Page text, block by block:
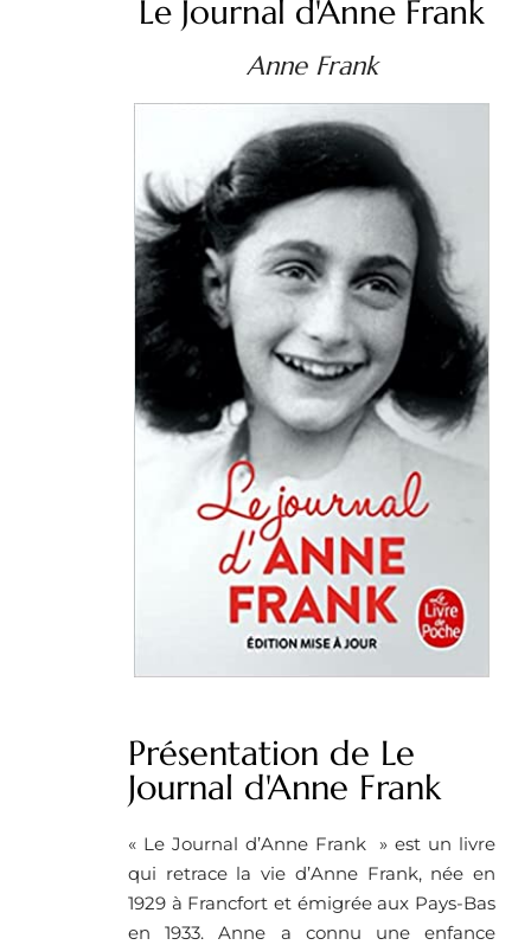
Le Journal d'Anne Frank
Anne Frank
Présentation de Le
Journal d'Anne Frank
« Le Journal d’Anne Frank » est un livre
qui retrace la vie d’Anne Frank, née en
1929 à Francfort et émigrée aux Pays-Bas
en 1933. Anne a connu une enfance